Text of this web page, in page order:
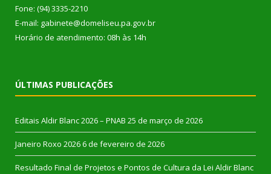
Fone: (94) 3335-2210
E-mail: gabinete@domeliseu.pa.gov.br
Horário de atendimento: 08h às 14h
ÚLTIMAS PUBLICAÇÕES
Editais Aldir Blanc 2026 – PNAB 25 de março de 2026
Janeiro Roxo 2026 6 de fevereiro de 2026
Resultado Final de Projetos e Pontos de Cultura da Lei Aldir Blanc